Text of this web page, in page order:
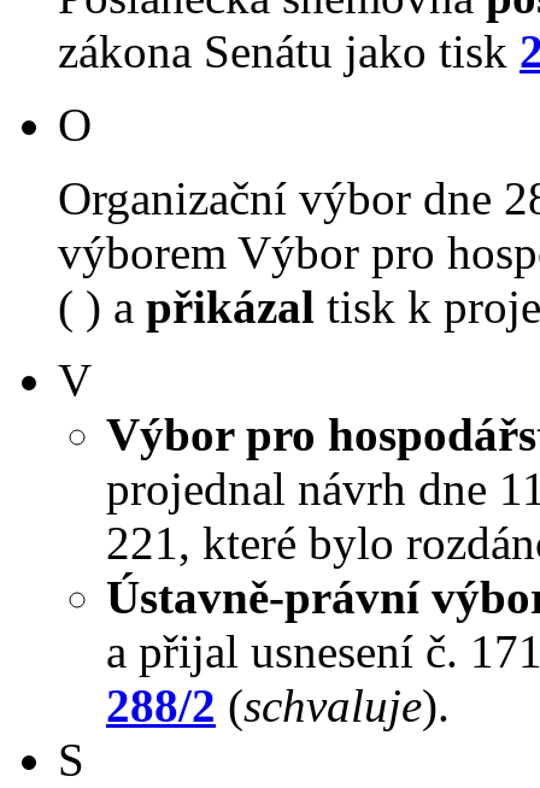
zákona Senátu jako tisk
O
Organizační výbor dne
výborem Výbor pro
( ) a přikázal tisk k
V
Výbor pro
projednal návrh dne
221, které bylo
Ústavně-právní
a přijal usnesení č.
288/2 (schvaluje).
S